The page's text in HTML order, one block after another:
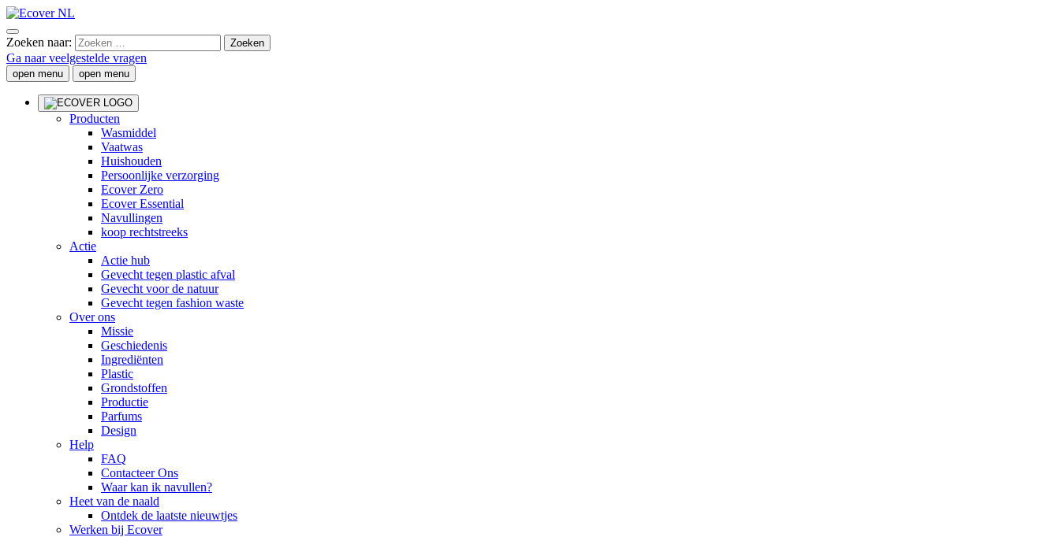
Zoeken naar:
Ga naar veelgestelde vragen
open menu open menu
Producten
Wasmiddel
Vaatwas
Huishouden
Persoonlijke verzorging
Ecover Zero
Ecover Essential
Navullingen
koop rechtstreeks
Actie
Actie hub
Gevecht tegen plastic afval
Gevecht voor de natuur
Gevecht tegen fashion waste
Over ons
Missie
Geschiedenis
Ingrediënten
Plastic
Grondstoffen
Productie
Parfums
Design
Help
FAQ
Contacteer Ons
Waar kan ik navullen?
Heet van de naald
Ontdek de laatste nieuwtjes
Werken bij Ecover